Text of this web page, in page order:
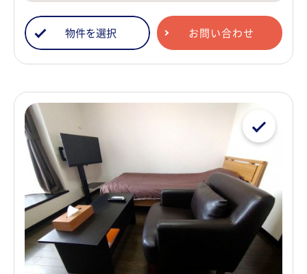
物件を選択 お問い合わせ